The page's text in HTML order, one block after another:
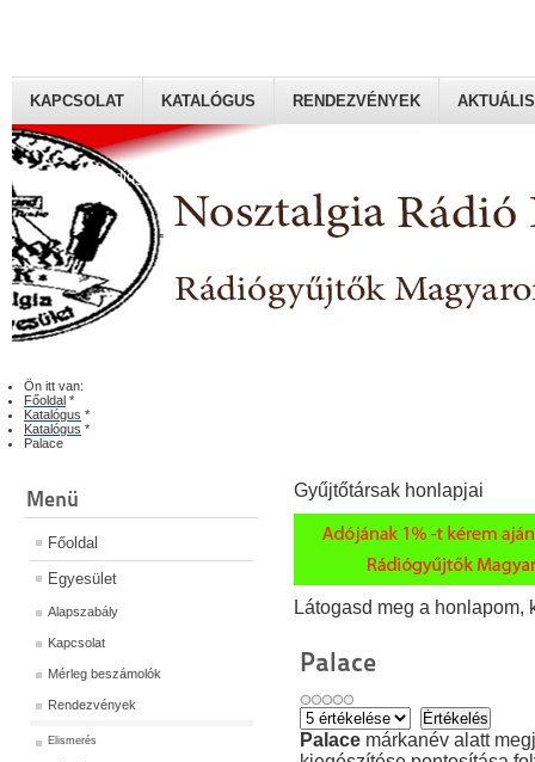
Rádiógyűjtők Magyaroszági Klubja
KAPCSOLAT KATALÓGUS RENDEZVÉNYEK AKTUÁLIS
Ön itt van:
Főoldal *
Katalógus *
Katalógus *
Palace
Menü
Főoldal
Egyesület
Alapszabály
Kapcsolat
Mérleg beszámolók
Rendezvények
Elismerés
Gyűjtőtársak honlapjai
Látogasd meg a honlapom,
Palace
Palace márkanév alatt